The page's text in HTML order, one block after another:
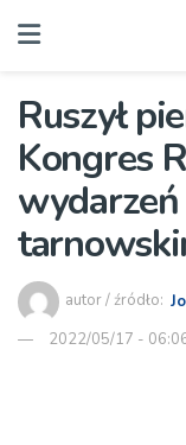
Ruszył
Kongres
autor / źródło:
2022/05/17 -